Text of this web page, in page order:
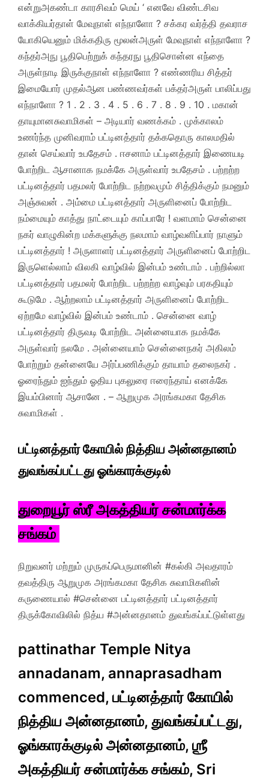
என்றுஅகண்டா காரசிவம் மெய் ‘ எனவே விண்டசிவ
வாக்கியர்தாள் மேவுநாள் எந்நாளோ ? சக்கர வர்த்தி தவராச
யோகியெனும் மிக்கதிரு மூலன்அருள் மேவுநாள் எந்நாளோ ?
கந்தர்அநு பூதிபெற்றுக் கந்தரநு பூதிசொன்ன எந்தை
அருள்நாடி இருக்குநாள் எந்நாளோ ? எண்ணரிய சித்தர்
இமையோர் முதல்ஆன பண்ணவர்கள் பக்தர்அருள் பாலிப்பது
எந்நாளோ ? 1 . 2 . 3 . 4 . 5 . 6 . 7 . 8 . 9 . 10 . மகான்
தாயுமானசுவாமிகள் – அடியார் வணக்கம் . முக்காலம்
உணர்ந்த முனிவராம் பட்டினத்தார் தக்கதொரு காலமதில்
தான் செய்வார் உபதேசம் . ஈசனாம் பட்டினத்தார் இணையடி
போற்றிட ஆசானாக நமக்கே அருள்வார் உபதேசம் . பற்றற்ற
பட்டினத்தார் பதமலர் போற்றிட நற்றவமும் சித்திக்கும் நமனும்
அஞ்சுவன் . அம்மை பட்டினத்தார் அருளினைப் போற்றிட
நம்மையும் காத்து நாட்டையும் காப்பாரே ! வளமாம் சென்னை
நகர் வாழுகின்ற மக்களுக்கு நலமாம் வாழ்வளிப்பார் நாளும்
பட்டினத்தார் ! அருளாளர் பட்டினத்தார் அருளினைப் போற்றிட
இருளெல்லாம் விலகி வாழ்வில் இன்பம் உண்டாம் . பற்றில்லா
பட்டினத்தார் பதமலர் போற்றிட பற்றற்ற வாழ்வும் பரகதியும்
கூடுமே . ஆற்றலாம் பட்டினத்தார் அருளினைப் போற்றிட
ஏற்றமே வாழ்வில் இன்பம் உண்டாம் . சென்னை வாழ்
பட்டினத்தார் திருவடி போற்றிட அன்னையாக நமக்கே
அருள்வார் நலமே . அன்னையாம் சென்னைநகர் அகிலம்
போற்றும் தன்னையே அர்ப்பணிக்கும் தாயாம் தலைநகர் .
ஓரைந்தும் ஐந்தும் ஓதிய புகலுரை ஈரைந்தாய் எனக்கே
இயம்பினார் ஆசானே . – ஆறுமுக அரங்கமகா தேசிக
சுவாமிகள் .
பட்டினத்தார் கோயில் நித்திய அன்னதானம்
துவங்கப்பட்டது ஓங்காரக்குடில்
துறையூர் ஸ்ரீ அகத்தியர் சன்மார்க்க
சங்கம்
நிறுவனர் மற்றும் முருகப்பெருமானின் #கல்கி அவதாரம்
தவத்திரு ஆறுமுக அரங்கமகா தேசிக சுவாமிகளின்
கருணையால் #சென்னை பட்டினத்தார் பட்டினத்தார்
திருக்கோவிலில் நித்ய #அன்னதானம் துவங்கப்பட்டுள்ளது
pattinathar Temple Nitya
annadanam, annaprasadham
commenced, பட்டினத்தார் கோயில்
நித்திய அன்னதானம், துவங்கப்பட்டது,
ஓங்காரக்குடில் அன்னதானம், ஶ்ரீ
அகத்தியர் சன்மார்க்க சங்கம், Sri